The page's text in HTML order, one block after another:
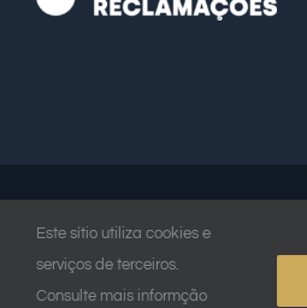
direitos reservados |
Este sítio utiliza cookies e
serviços de terceiros.
Consulte mais informção